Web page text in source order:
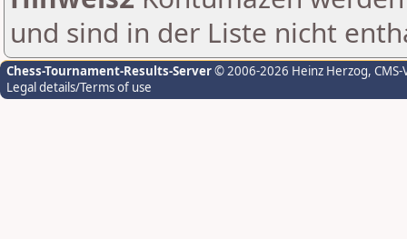
und sind in der Liste nicht
Chess-Tournament-Results-Server© 2006-2026 Heinz Herzog,
Legal details/Terms of use